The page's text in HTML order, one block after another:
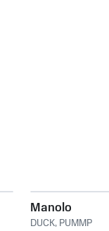
Manolo
DUCK, PUMMP